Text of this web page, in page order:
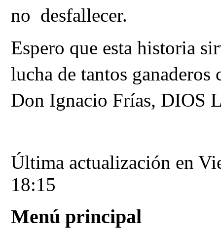
no desfallecer.
Espero que esta historia
lucha de tantos
Don Ignacio Frías, DIOS
Última actualización en
18:15
Menú principal